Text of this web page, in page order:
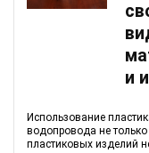
и
Использование
водопровода не
пластиковых изделий